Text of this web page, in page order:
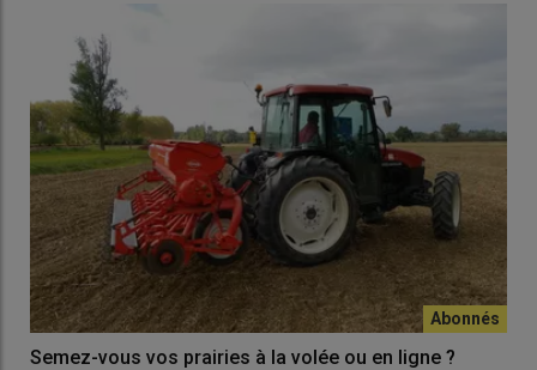
Semez-vous vos prairies à la volée ou en ligne ?